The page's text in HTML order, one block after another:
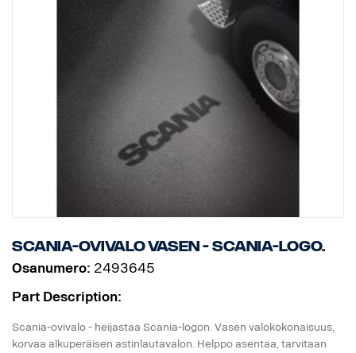
Scania-ovivalo vasen - Scania-logo.
Osanumero: 2493645
Part Description:
Scania-ovivalo - heijastaa Scania-logon. Vasen valokokonaisuus,
korvaa alkuperäisen astinlautavalon. Helppo asentaa, tarvitaan